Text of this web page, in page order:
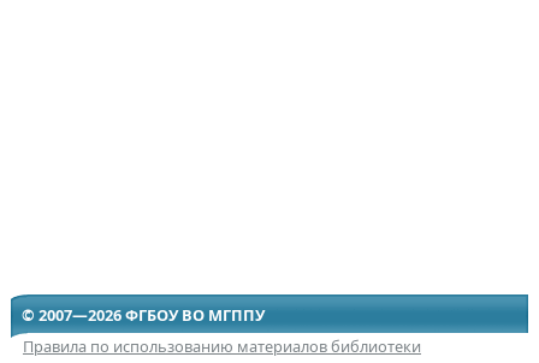
© 2007—2026 ФГБОУ ВО МГППУ
Правила по использованию материалов библиотеки